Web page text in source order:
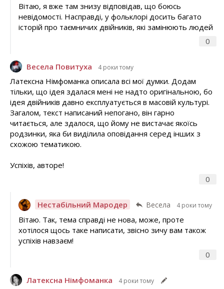
0
Вітаю, я вже там знизу відповідав, що боюсь
невідомості. Насправді, у фольклорі досить багато
історій про таємничих двійників, які замінюють людей
Весела Повитуха 4 роки тому
0
Латексна Німфоманка описала всі мої думки. Додам
тільки, що ідея здалася мені не надто оригінальною, бо
ідея двійників давно експлуатується в масовій культурі.
Загалом, текст написаний непогано, він гарно
читається, але здалося, що йому не вистачає якоїсь
родзинки, яка би виділила оповідання серед інших з
схожою тематикою.
Успіхів, авторе!
Нестабільний Мародер Весела 4 роки тому
0
Вітаю. Так, тема справді не нова, може, проте
хотілося щось таке написати, звісно зичу вам також
успіхів навзаєм!
Латексна Німфоманка 4 роки тому